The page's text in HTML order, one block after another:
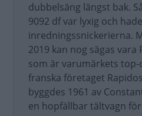
dubbelsäng längst bak.
9092 df var lyxig och
inredningssnickerierna.
2019 kan nog sägas
som är varumärkets top-
franska företaget
byggdes 1961 av
en hopfällbar tältvagn